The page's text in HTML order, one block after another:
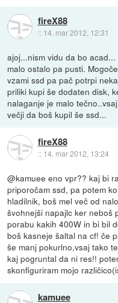
fireX88
:: 14. mar 2012, 12:31
ajoj...nism vidu da bo
malo ostalo pa pusti.
vzami ssd pa pač potrpi
priliki kupi še dodaten disk,
nalaganje je malo
večji da boš kupil še ssd...
fireX88
:: 14. mar 2012, 13:24
@kamuee eno vpr?? kaj bi
priporočam ssd, pa potem
hladilnik, boš mel več od
švohnejši napajlc ker neboš
porabu kakih 400W in bi bil
boš kasneje šaltal na cf! če
še manj pokurlno,vsaj tako
kaj pogruntal da ni res!!
skonfiguriram mojo
kamuee